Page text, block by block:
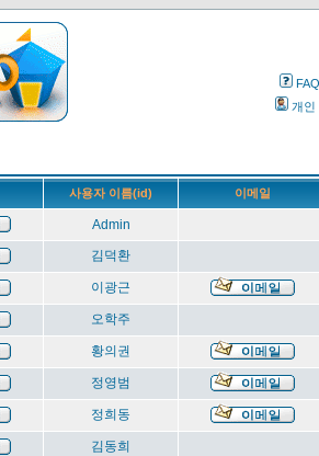
FAQ
개인
사용자 이름(id) 이메일
Admin
김덕환
이광근
오학주
황의권
정영범
정희동
김동희